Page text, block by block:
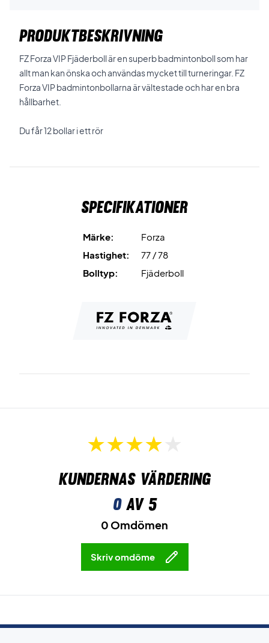
PRODUKTBESKRIVNING
FZ Forza VIP Fjäderboll är en superb badmintonboll som har
allt man kan önska och användas mycket till turneringar. FZ
Forza VIP badmintonbollarna är vältestade och har en bra
hållbarhet.
Du får 12 bollar i ett rör
Specifikationer
Märke:
Forza
Hastighet:
77 / 78
Bolltyp:
Fjäderboll
Kundernas värdering
0av 5
0 Omdömen
Skriv omdöme